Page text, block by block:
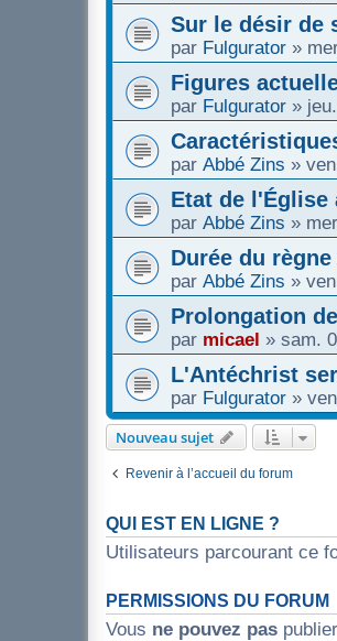
Sur le désir de
par Fulgurator »
Figures
par Fulgurator »
par Abbé Zins »
Etat de l'Église
par Abbé Zins »
Durée du
par Abbé Zins »
Prolongation
par micael » sam.
L'Antéchrist
par Fulgurator »
Nouveau sujet
Revenir à l’accueil du forum
QUI EST EN LIGNE ?
Utilisateurs parcourant ce
PERMISSIONS DU FORUM
Vous ne pouvez pas